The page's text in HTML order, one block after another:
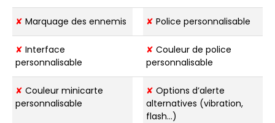
✘ Marquage des ennemis ✘ Police personnalisable
✘ Interface
personnalisable
✘ Couleur de police
personnalisable
✘ Couleur minicarte
personnalisable
✘ Options d’alerte
alternatives (vibration,
flash…)